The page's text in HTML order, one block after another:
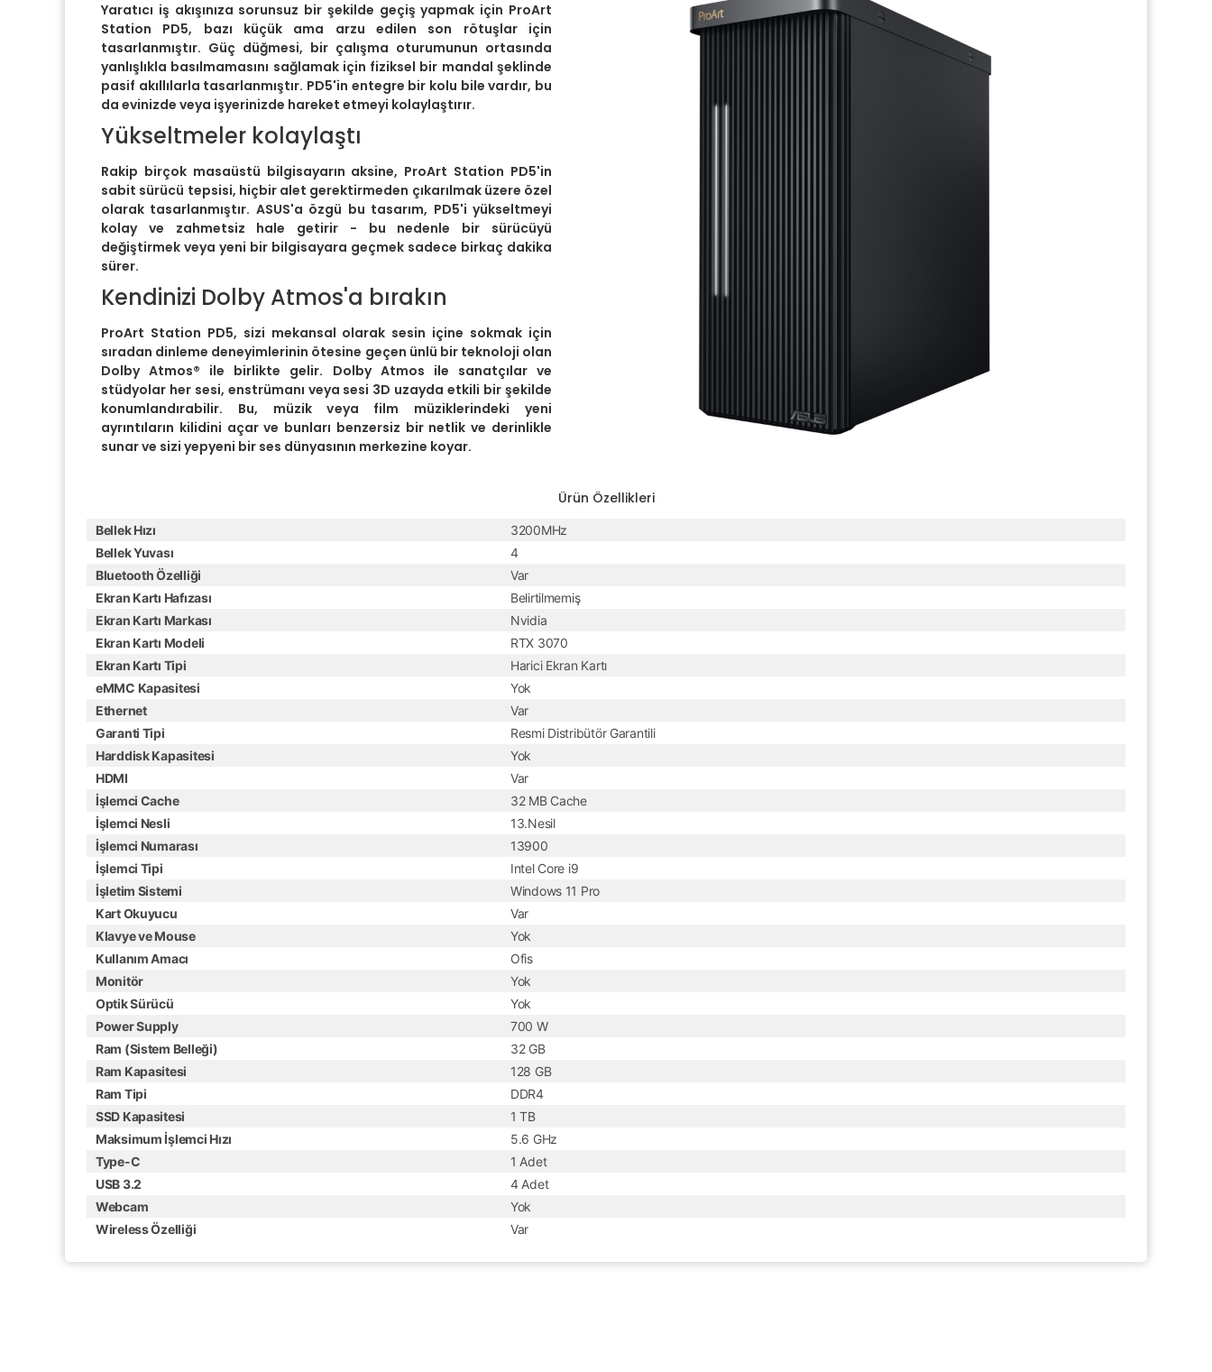
Yaratıcı iş akışınıza sorunsuz bir şekilde geçiş yapmak için ProArt
Station PD5, bazı küçük ama arzu edilen son rötuşlar için
tasarlanmıştır. Güç düğmesi, bir çalışma oturumunun ortasında
yanlışlıkla basılmamasını sağlamak için fiziksel bir mandal şeklinde
pasif akıllılarla tasarlanmıştır. PD5'in entegre bir kolu bile vardır, bu
da evinizde veya işyerinizde hareket etmeyi kolaylaştırır.
Yükseltmeler kolaylaştı
Rakip birçok masaüstü bilgisayarın aksine, ProArt Station PD5'in
sabit sürücü tepsisi, hiçbir alet gerektirmeden çıkarılmak üzere özel
olarak tasarlanmıştır. ASUS'a özgü bu tasarım, PD5'i yükseltmeyi
kolay ve zahmetsiz hale getirir - bu nedenle bir sürücüyü
değiştirmek veya yeni bir bilgisayara geçmek sadece birkaç dakika
sürer.
Kendinizi Dolby Atmos'a bırakın
ProArt Station PD5, sizi mekansal olarak sesin içine sokmak için
sıradan dinleme deneyimlerinin ötesine geçen ünlü bir teknoloji olan
Dolby Atmos® ile birlikte gelir. Dolby Atmos ile sanatçılar ve
stüdyolar her sesi, enstrümanı veya sesi 3D uzayda etkili bir şekilde
konumlandırabilir. Bu, müzik veya film müziklerindeki yeni
ayrıntıların kilidini açar ve bunları benzersiz bir netlik ve derinlikle
sunar ve sizi yepyeni bir ses dünyasının merkezine koyar.
Ürün Özellikleri
Bellek Hızı
3200MHz
Bellek Yuvası
4
Bluetooth Özelliği
Var
Ekran Kartı Hafızası
Belirtilmemiş
Ekran Kartı Markası
Nvidia
Ekran Kartı Modeli
RTX 3070
Ekran Kartı Tipi
Harici Ekran Kartı
eMMC Kapasitesi
Yok
Ethernet
Var
Garanti Tipi
Resmi Distribütör Garantili
Harddisk Kapasitesi
Yok
HDMI
Var
İşlemci Cache
32 MB Cache
İşlemci Nesli
13.Nesil
İşlemci Numarası
13900
İşlemci Tipi
Intel Core i9
İşletim Sistemi
Windows 11 Pro
Kart Okuyucu
Var
Klavye ve Mouse
Yok
Kullanım Amacı
Ofis
Monitör
Yok
Optik Sürücü
Yok
Power Supply
700 W
Ram (Sistem Belleği)
32 GB
Ram Kapasitesi
128 GB
Ram Tipi
DDR4
SSD Kapasitesi
1 TB
Maksimum İşlemci Hızı
5.6 GHz
Type-C
1 Adet
USB 3.2
4 Adet
Webcam
Yok
Wireless Özelliği
Var